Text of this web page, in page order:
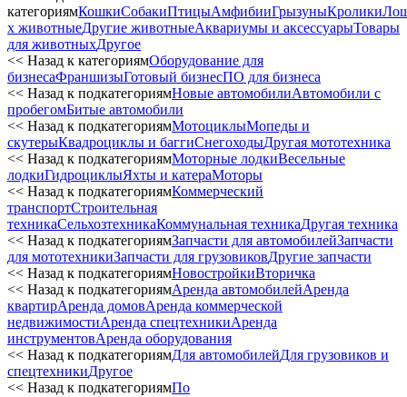
категориямКошкиСобакиПтицыАмфибииГрызуныКролики
х животныеДругие животныеАквариумы и аксессуарыТовары
для животныхДругое
<< Назад к категориямОборудование для
бизнесаФраншизыГотовый бизнесПО для бизнеса
<< Назад к подкатегориямНовые автомобилиАвтомобили с
пробегомБитые автомобили
<< Назад к подкатегориямМотоциклыМопеды и
скутерыКвадроциклы и баггиСнегоходыДругая мототехника
<< Назад к подкатегориямМоторные лодкиВесельные
лодкиГидроциклыЯхты и катераМоторы
<< Назад к подкатегориямКоммерческий
транспортСтроительная
техникаСельхозтехникаКоммунальная техникаДругая техника
<< Назад к подкатегориямЗапчасти для автомобилейЗапчасти
для мототехникиЗапчасти для грузовиковДругие запчасти
<< Назад к подкатегориямНовостройкиВторичка
<< Назад к подкатегориямАренда автомобилейАренда
квартирАренда домовАренда коммерческой
недвижимостиАренда спецтехникиАренда
инструментовАренда оборудования
<< Назад к подкатегориямДля автомобилейДля грузовиков и
спецтехникиДругое
<< Назад к подкатегориямПо